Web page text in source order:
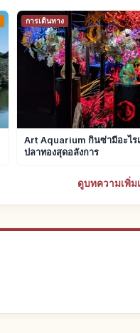
การเดินทาง
Art Aquarium กินซ่ามีอะไร
ปลาทองสุดอลังการ
ดูบทความเพิ่ม